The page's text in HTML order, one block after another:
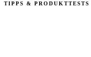
TIPPS & PRODUKTTESTS